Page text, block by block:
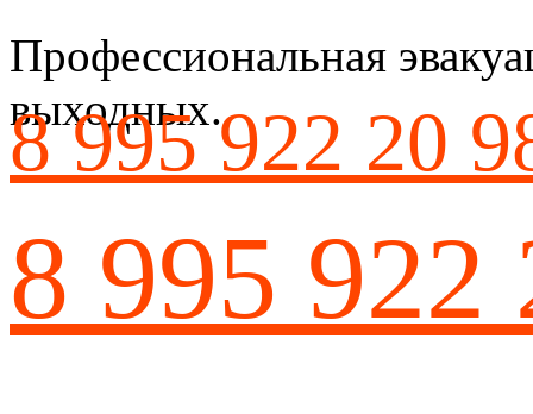
Профессиональная
выходных.
8 995 922 20
8 995 922